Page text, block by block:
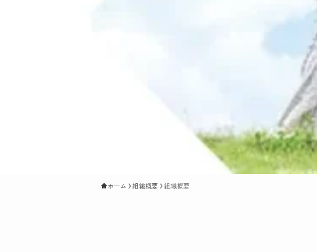
ホーム 組織概要 組織概要